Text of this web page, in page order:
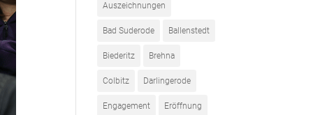
Auszeichnungen
Bad Suderode Ballenstedt
Biederitz Brehna
Colbitz Darlingerode
Engagement Eröffnung